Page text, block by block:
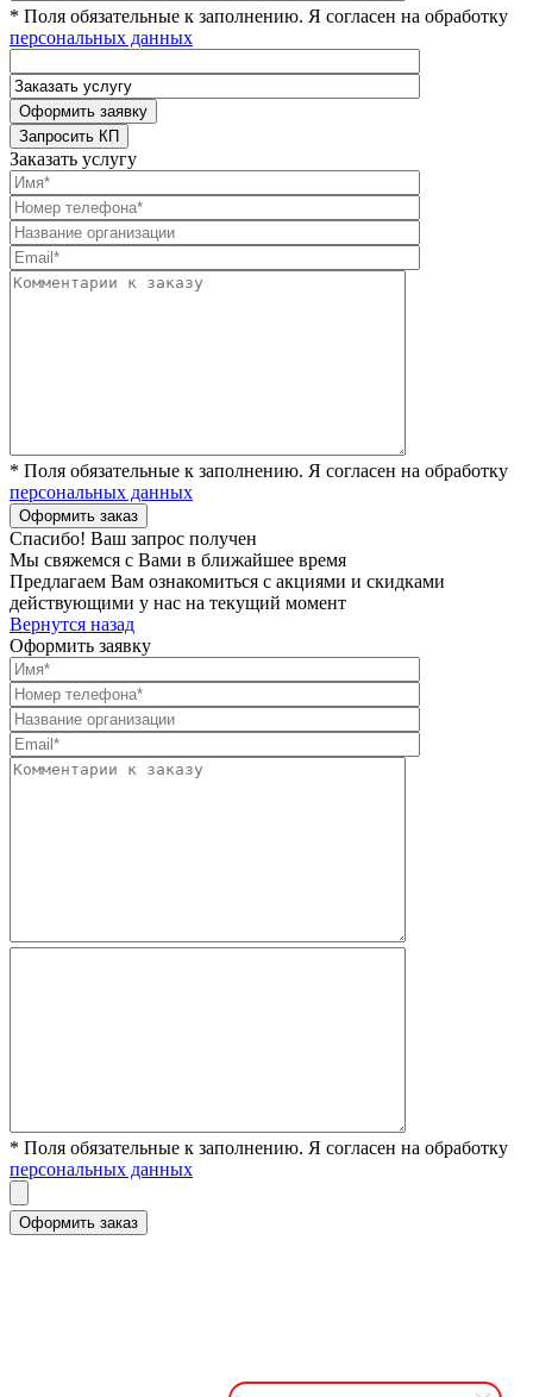
* Поля обязательные к заполнению. Я согласен на обработку
персональных данных
Заказать услугу
* Поля обязательные к заполнению. Я согласен на обработку
персональных данных
Спасибо! Ваш запрос получен
Мы свяжемся с Вами в ближайшее время
Предлагаем Вам ознакомиться с акциями и скидками
действующими у нас на текущий момент
Вернутся назад
Оформить заявку
* Поля обязательные к заполнению. Я согласен на обработку
персональных данных